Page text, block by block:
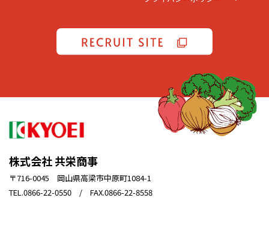
株式会社 共栄商事
〒716-0045 岡山県高梁市中原町1084-1
TEL.0866-22-0550 / FAX.0866-22-8558